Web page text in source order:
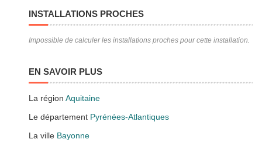
INSTALLATIONS PROCHES
Impossible de calculer les installations proches pour cette installation.
EN SAVOIR PLUS
La régionAquitaine
Le département Pyrénées-Atlantiques
La ville Bayonne